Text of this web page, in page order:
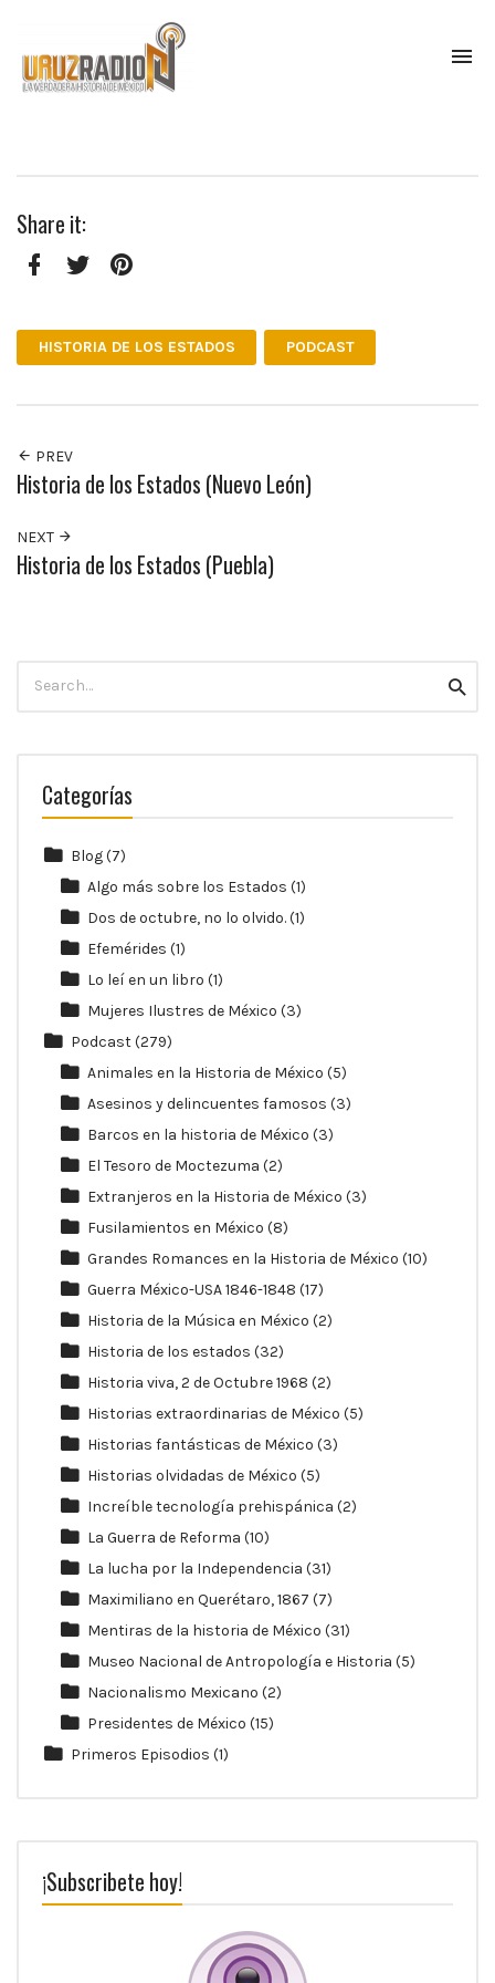
narrada
Mendoza.
Escúchanos
a
las
10:00
Share it:
HISTORIA DE LOS ESTADOS PODCAST
PREV
Historia de los Estados (Nuevo León)
NEXT
Historia de los Estados (Puebla)
for:
Categorías
Blog(7)
Algo más sobre los Estados (1)
Dos de octubre, no lo olvido.(1)
Efemérides (1)
Lo leí en un libro (1)
Mujeres Ilustres de México (3)
Podcast(279)
Animales en la Historia de México (5)
Asesinos y delincuentes famosos (3)
Barcos en la historia de México (3)
El Tesoro de Moctezuma (2)
Extranjeros en la Historia de México (3)
Fusilamientos en México (8)
Grandes Romances en la Historia de México (10)
Guerra México-USA 1846-1848 (17)
Historia de la Música en México (2)
Historia de los estados (32)
Historia viva, 2 de Octubre 1968 (2)
Historias extraordinarias de México (5)
Historias fantásticas de México (3)
Historias olvidadas de México (5)
Increíble tecnología prehispánica (2)
La Guerra de Reforma (10)
La lucha por la Independencia (31)
Maximiliano en Querétaro, 1867 (7)
Mentiras de la historia de México (31)
Museo Nacional de Antropología e Historia (5)
Nacionalismo Mexicano (2)
Presidentes de México (15)
Primeros Episodios (1)
¡Subscribete hoy!